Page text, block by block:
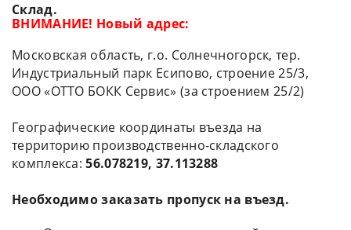
Склад.
ВНИМАНИЕ! Новый адрес:
Московская область, г.о. Солнечногорск, тер.
Индустриальный парк Есипово, строение 25/3,
ООО «ОТТО БОКК Сервис» (за строением 25/2)
Географические координаты въезда на
территорию производственно-складского
комплекса:56.078219, 37.113288
Необходимо заказать пропуск на въезд.